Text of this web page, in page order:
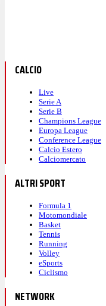
CALCIO
Live
Serie A
Serie B
Champions League
Europa League
Conference League
Calcio Estero
Calciomercato
ALTRI SPORT
Formula 1
Motomondiale
Basket
Tennis
Running
Volley
eSports
Ciclismo
NETWORK